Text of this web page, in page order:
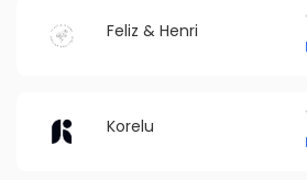
Feliz & Henri
Korelu